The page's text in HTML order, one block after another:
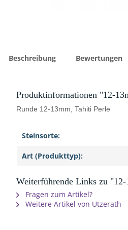
Beschreibung Bewertungen
Produktinformationen "12-
Runde 12-13mm, Tahiti Perle
Steinsorte:
Art (Produkttyp):
Weiterführende Links zu
Fragen zum Artikel?
Weitere Artikel von Utzerath